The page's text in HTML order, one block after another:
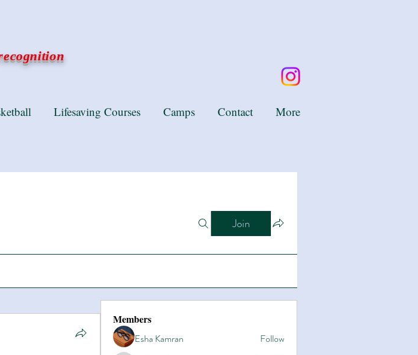
Join
Members
Esha Kamran
Follow
Lifesaving Courses Camps Contact More